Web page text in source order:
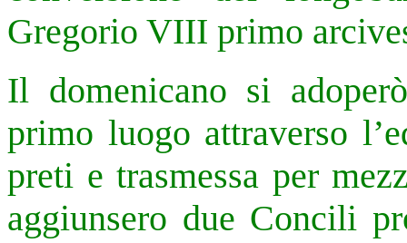
Gregorio VIII primo
Il domenicano si
primo luogo attraverso
preti e trasmessa per
aggiunsero due Concili